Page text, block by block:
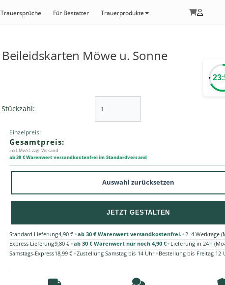
Trauersprüche Für Bestatter Trauerprodukte
Beileidskarten Möwe u. Sonne
Stückzahl:
Einzelpreis:
Gesamtpreis:
inkl. MwSt. zzgl. Versand
ab 30 € Warenwert versandkostenfrei im Standardversand
Auswahl zurücksetzen
JETZT GESTALTEN
Standard Lieferung4,90 € •ab 30 € Warenwert versandkostenfrei.•2–4 Werktage
Express Lieferung9,80 € •ab 30 € Warenwert nur noch 4,90 €• Lieferung in 24h
Samstags-Express18,99 € •Zustellung Samstag bis 14 Uhr • Bestellung bis Freitag 12